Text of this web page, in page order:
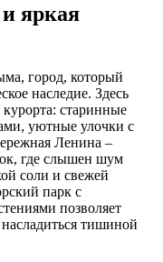
яркая
город, который
наследие. Здесь
старинные
уютные улочки с
Ленина –
где слышен шум
соли и свежей
парк с
позволяет
тишиной